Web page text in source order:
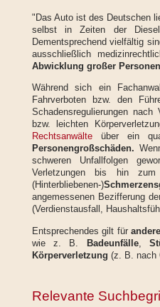
"Das Auto ist des Deutschen
selbst in Zeiten der
Dementsprechend vielfältig
ausschließlich
Abwicklung großer
Während sich ein
Fahrverboten bzw. den
Schadensregulierungen
bzw. leichten
Rechtsanwälte über ein
Personengroßschäden.
schweren Unfallfolgen
Verletzungen bis hin
(Hinterbliebenen-)
angemessenen Bezifferung
(Verdienstausfall,
Entsprechendes gilt für
wie z. B. Badeunfälle,
Körperverletzung (z. B. nach
Relevante